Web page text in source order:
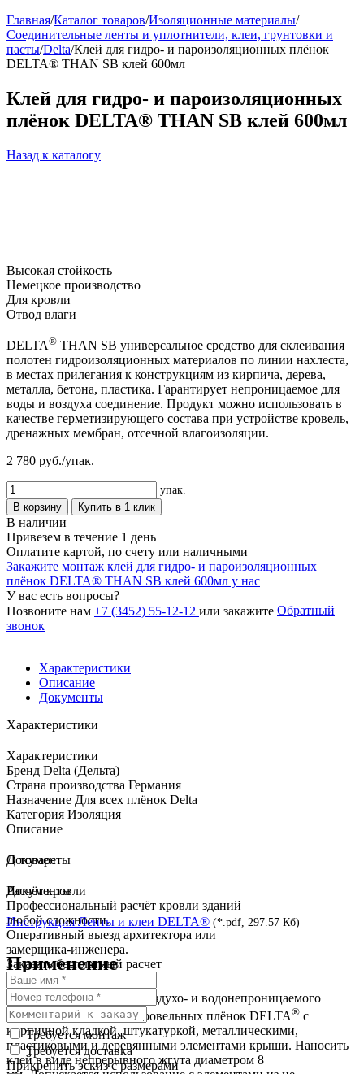
Главная/Каталог товаров/Изоляционные материалы/
Соединительные ленты и уплотнители, клеи, грунтовки и
пасты/Delta/Клей для гидро- и пароизоляционных плёнок
DELTA® THAN SB клей 600мл
Клей для гидро- и пароизоляционных
плёнок DELTA® THAN SB клей 600мл
Назад к каталогу
Высокая стойкость
Немецкое производство
Для кровли
Отвод влаги
DELTA® THAN SB универсальное средство для склеивания
полотен гидроизоляционных материалов по линии нахлеста,
в местах прилегания к конструкциям из кирпича, дерева,
металла, бетона, пластика. Гарантирует непроницаемое для
воды и воздуха соединение. Продукт можно использовать в
качестве герметизирующего состава при устройстве кровель,
дренажных мембран, отсечной влагоизоляции.
2 780 руб./упак.
упак.
В корзину
Купить в 1 клик
В наличии
Привезем в течение 1 день
Оплатите картой, по счету или наличными
Закажите монтаж клей для гидро- и пароизоляционных
плёнок DELTA® THAN SB клей 600мл у нас
У вас есть вопросы?
Позвоните нам +7 (3452) 55-12-12 или закажите Обратный
звонок
Характеристики
Описание
Документы
Характеристики
Характеристики
Бренд Delta (Дельта)
Страна производства Германия
Назначение Для всех плёнок Delta
Категория Изоляция
Описание
О товаре
Применение
Клей для герметичного воздухо- и водонепроницаемого
соединения любых подкровельных плёнок DELTA® с
кирпичной кладкой, штукатуркой, металлическими,
пластиковыми и деревянными элементами крыши. Наносить
клей в виде непрерывного жгута диаметром 8
Документы
Документы
Инструкция Ленты и клеи DELTA® (*.pdf, 297.57 Кб)
Расчёт кровли
Профессиональный расчёт кровли зданий
любой сложности.
Оперативный выезд архитектора или
замерщика-инженера.
Заказать бесплатный расчет
Требуется монтаж
Требуется доставка
Прикрепить эскиз с размерами